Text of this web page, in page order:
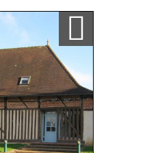
Ajouter a ma sélection